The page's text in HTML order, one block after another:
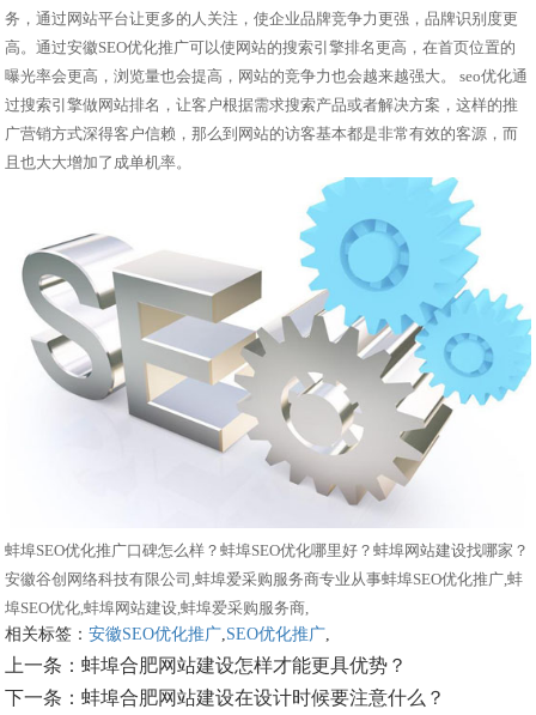
务，通过网站平台让更多的人关注，使企业品牌竞争力更强，品牌识别度更
高。通过安徽SEO优化推广可以使网站的搜索引擎排名更高，在首页位置的
曝光率会更高，浏览量也会提高，网站的竞争力也会越来越强大。 seo优化通
过搜索引擎做网站排名，让客户根据需求搜索产品或者解决方案，这样的推
广营销方式深得客户信赖，那么到网站的访客基本都是非常有效的客源，而
且也大大增加了成单机率。
蚌埠SEO优化推广口碑怎么样？蚌埠SEO优化哪里好？蚌埠网站建设找哪家？
安徽谷创网络科技有限公司,蚌埠爱采购服务商专业从事蚌埠SEO优化推广,蚌
埠SEO优化,蚌埠网站建设,蚌埠爱采购服务商,
相关标签：安徽SEO优化推广,SEO优化推广,
上一条：蚌埠合肥网站建设怎样才能更具优势？
下一条：蚌埠合肥网站建设在设计时候要注意什么？